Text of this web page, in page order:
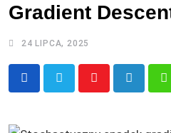
Gradient
24 LIPCA, 2025
Youtube LinkedIn